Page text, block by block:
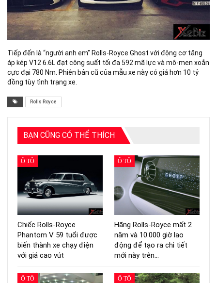
Tiếp đến là “người anh em” Rolls-Royce Ghost với động cơ tăng
áp kép V12 6.6L đạt công suất tối đa 592 mã lực và mô-men xoắn
cực đại 780 Nm. Phiên bản cũ của mẫu xe này có giá hơn 10 tỷ
đồng tùy tình trạng xe.
Rolls Royce
BẠN CŨNG CÓ THỂ THÍCH
Ô TÔ
Chiếc Rolls-Royce
Phantom V 59 tuổi được
biến thành xe chạy điện
với giá cao vút
Ô TÔ
Hãng Rolls-Royce mất 2
năm và 10.000 giờ lao
động để tạo ra chi tiết
mới này trên…
Ô TÔ Ô TÔ